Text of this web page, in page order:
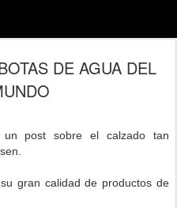
DE AGUA DEL
un post sobre el calzado tan
gran calidad de productos de